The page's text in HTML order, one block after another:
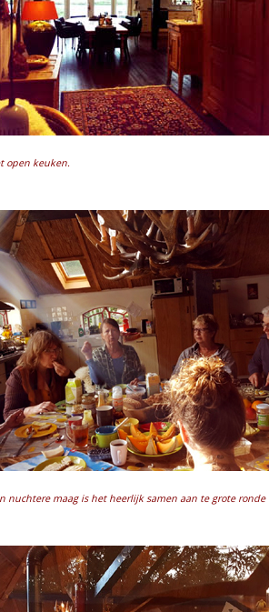
open keuken.
nuchtere maag is het heerlijk samen aan te grote